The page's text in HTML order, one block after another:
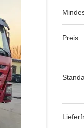
Preis: